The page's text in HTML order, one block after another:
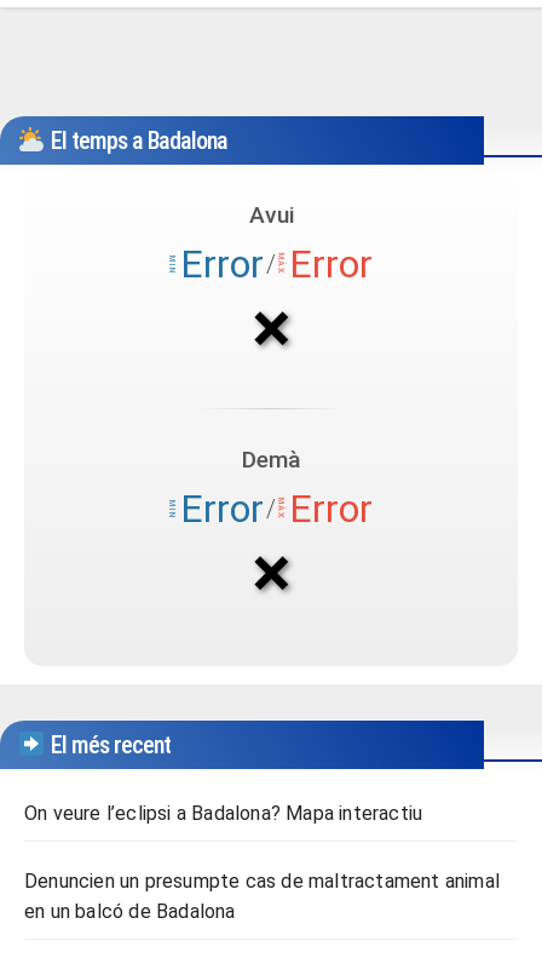
El temps a Badalona
El més recent
On veure l’eclipsi a Badalona? Mapa interactiu
Denuncien un presumpte cas de maltractament animal
en un balcó de Badalona